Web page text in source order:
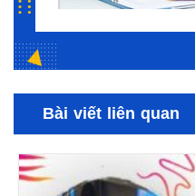
Bài viết liên quan